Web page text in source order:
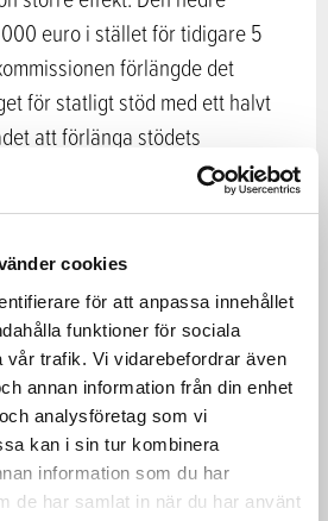
cookies
för att anpassa innehållet
funktioner för sociala
vår trafik. Vi vidarebefordrar även
annan information från din enhet
analysföretag som vi
kan i sin tur kombinera
information som du har
de har samlat in när du har använt
euro i stället för tidigare 5
förlängde det
för statligt stöd med ett halvt
att förlänga stödets
eller
den nu gjorda ändringen
godkänna kostnader för
som är nödvändiga för att värna
hälsa och trygga företagets